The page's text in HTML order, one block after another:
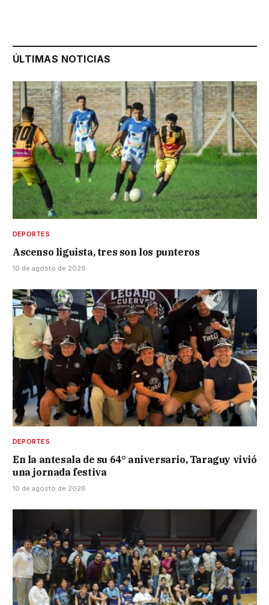
ÚLTIMAS NOTICIAS
DEPORTES
Ascenso liguista, tres son los punteros
10 de agosto de 2026
DEPORTES
En la antesala de su 64° aniversario, Taraguy vivió
una jornada festiva
10 de agosto de 2026